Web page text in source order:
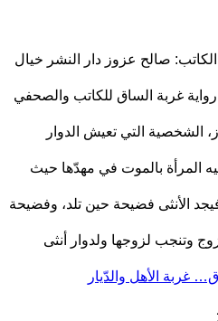
الكاتب: صالح عزوز دار النشر خيال
غربة الساق للكاتب والصحفي
الشخصية التي تعيش الدوار
المرأة بالموت في مهدّها حيث
الأنثى فضيحة حين تلد، وفضيحة
وتنجب لزوجها ولدوار أنثى
غربة الأهل والدّيار